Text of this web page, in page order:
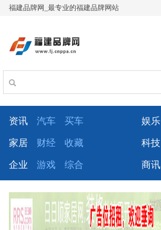
福建品牌网_最专业的福建品牌网站
资讯 汽车 买车 娱乐
家居 财经 收藏 科技
企业 游戏 综合 商讯